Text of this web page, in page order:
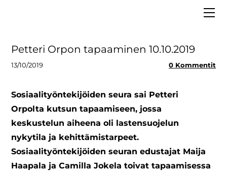
Petteri Orpon tapaaminen 10.10.2019
13/10/2019 0 Kommentit
Sosiaalityöntekijöiden seura sai Petteri
Orpolta kutsun tapaamiseen, jossa
keskustelun aiheena oli lastensuojelun
nykytila ja kehittämistarpeet.
Sosiaalityöntekijöiden seuran edustajat Maija
Haapala ja Camilla Jokela toivat tapaamisessa
Säännöt ja tietosuoja
Tiedolla johtaminen
LIITY JÄSENEKSI